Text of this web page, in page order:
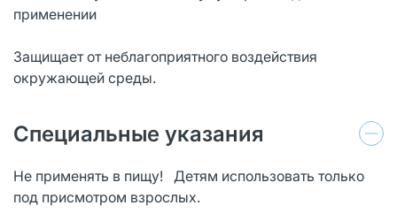
применении
Защищает от неблагоприятного воздействия
окружающей среды.
Специальные указания
Не применять в пищу! Детям использовать только
под присмотром взрослых.